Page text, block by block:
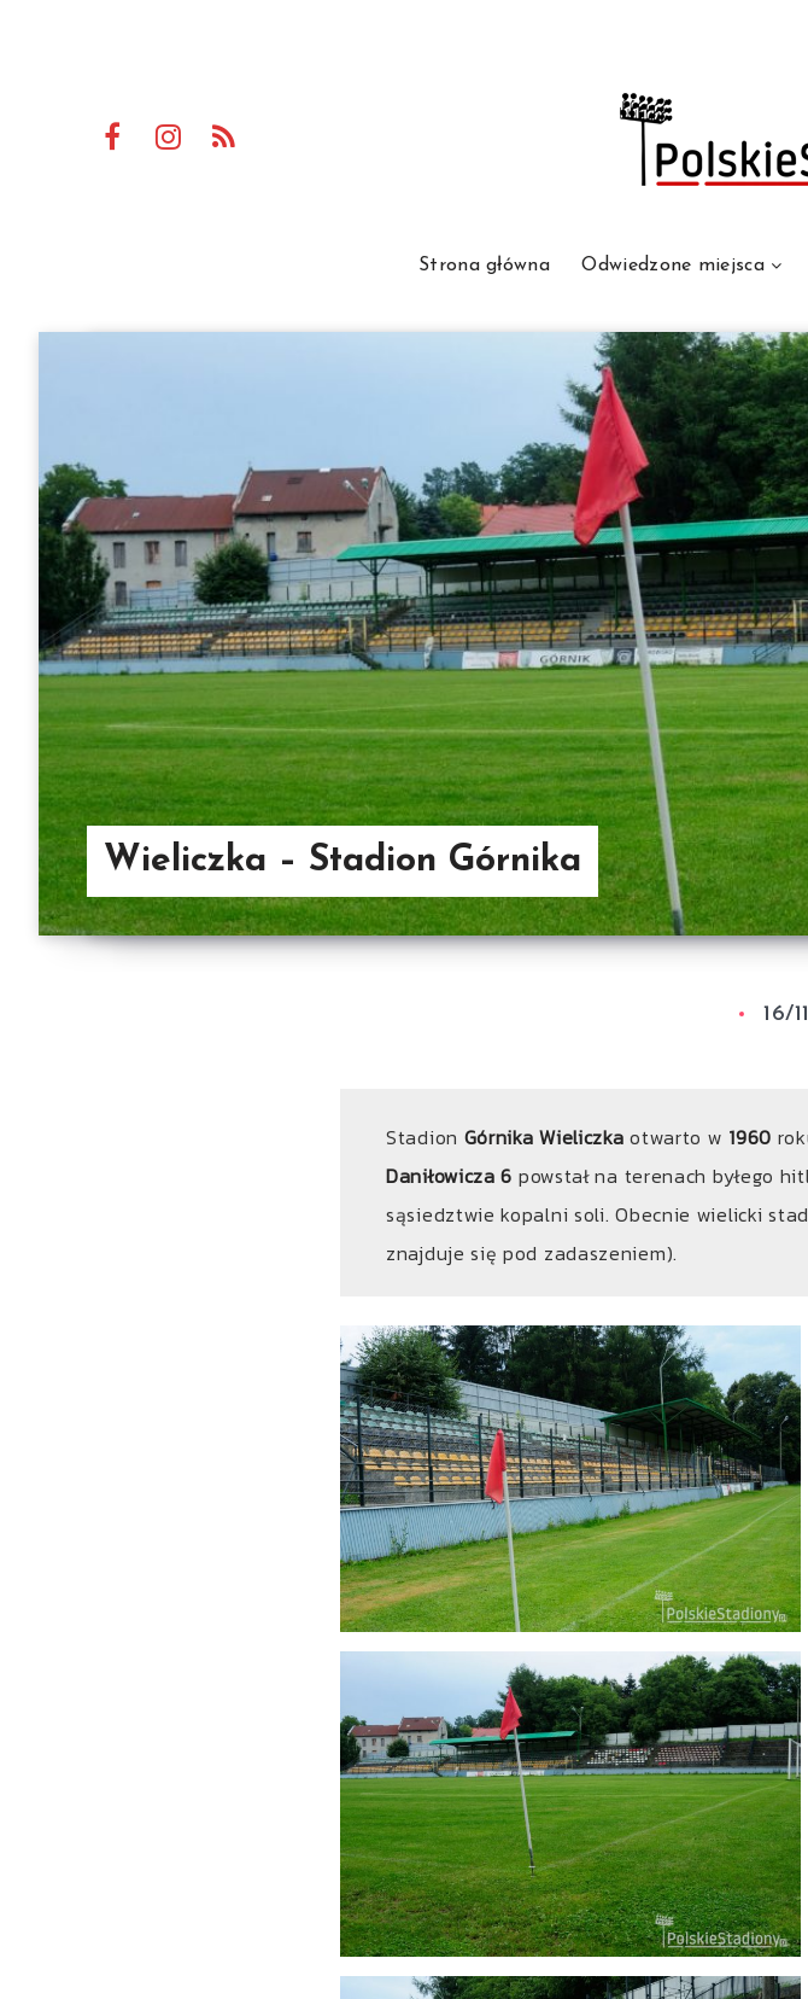
Strona główna Odwiedzone miejsca
Wieliczka – Stadion Górnika
16/
Stadion Górnika Wieliczka otwarto w 1960
Daniłowicza 6 powstał na terenach byłego
sąsiedztwie kopalni soli. Obecnie wielicki
znajduje się pod zadaszeniem).